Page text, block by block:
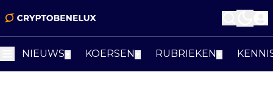
NIEUWS KOERSEN RUBRIEKEN